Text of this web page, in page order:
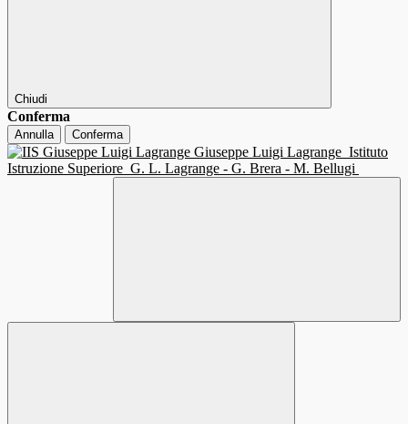
Chiudi
Conferma
Annulla Conferma
Giuseppe Luigi Lagrange Istituto
Istruzione Superiore G. L. Lagrange - G. Brera - M. Bellugi